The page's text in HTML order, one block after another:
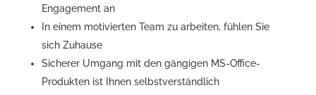
Engagement an
In einem motivierten Team zu arbeiten, fühlen Sie
sich Zuhause
Sicherer Umgang mit den gängigen MS-Office-
Produkten ist Ihnen selbstverständlich